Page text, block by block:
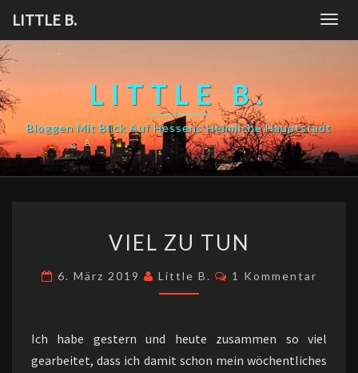
content
LITTLE B.
LITTLE B.
Bloggen Mit Blick Auf Hessens Heimliche Hauptstadt
ZU
VIEL ZU TUN
6. März 2019 Little B. Kommentare
1 Kommentar
Ich habe gestern und heute zusammen so viel
gearbeitet, dass ich damit schon mein wöchentliches